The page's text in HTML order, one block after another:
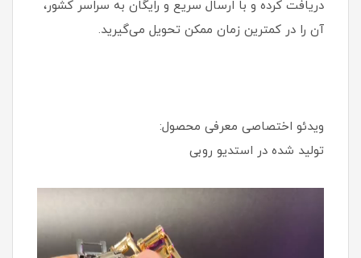
دریافت کرده و با ارسال سریع و رایگان به سراسر کشور،
آن را در کمترین زمان ممکن تحویل می‌گیرید.
ویدئو اختصاصی معرفی محصول:
تولید شده در استدیو روبی